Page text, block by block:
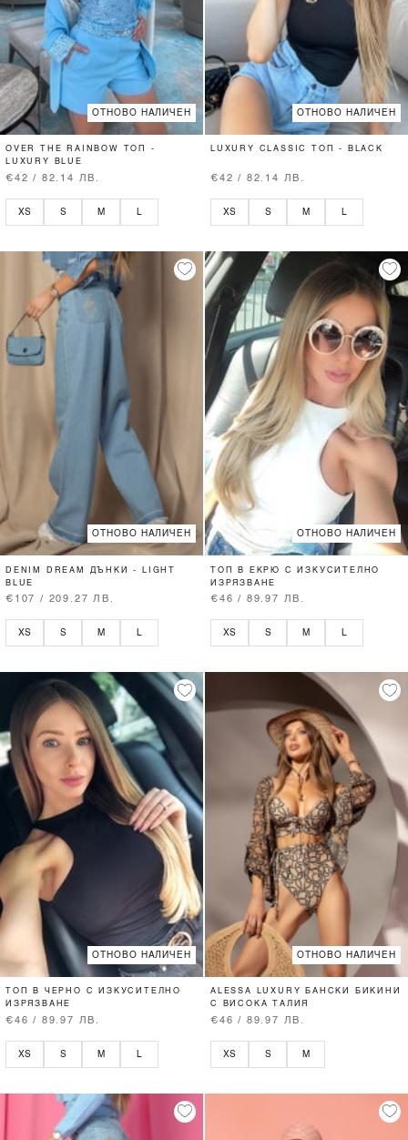
ОТНОВО НАЛИЧЕН
OVER THE RAINBOW ТОП -
LUXURY BLUE
€42 / 82.14 ЛВ.
XS S M
ОТНОВО НАЛИЧЕН
LUXURY CLASSIC ТОП - BLACK
€42 / 82.14 ЛВ.
XS S M
ОТНОВО НАЛИЧЕН
DENIM DREAM ДЪНКИ - LIGHT
BLUE
€107 / 209.27 ЛВ.
XS S M L
ОТНОВО НАЛИЧЕН
ТОП В ЕКРЮ С ИЗКУСИТЕЛНО
ИЗРЯЗВАНЕ
€46 / 89.97 ЛВ.
XS S M L
ОТНОВО НАЛИЧЕН
ТОП В ЧЕРНО С ИЗКУСИТЕЛНО
ИЗРЯЗВАНЕ
€46 / 89.97 ЛВ.
XS S M
ОТНОВО НАЛИЧЕН
ALESSA LUXURY БАНСКИ БИКИНИ
С ВИСОКА ТАЛИЯ
€46 / 89.97 ЛВ.
XS S M